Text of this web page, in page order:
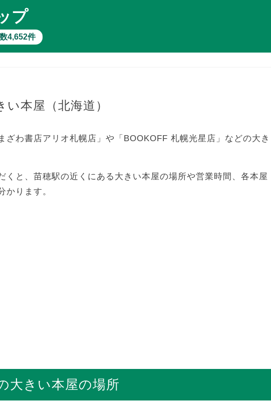
プ
4,652件
本屋（北海道）
ざわ書店アリオ札幌店」や「BOOKOFF 札幌光星店」などの大き
くと、苗穂駅の近くにある大きい本屋の場所や営業時間、各本屋
かります。
大きい本屋の場所